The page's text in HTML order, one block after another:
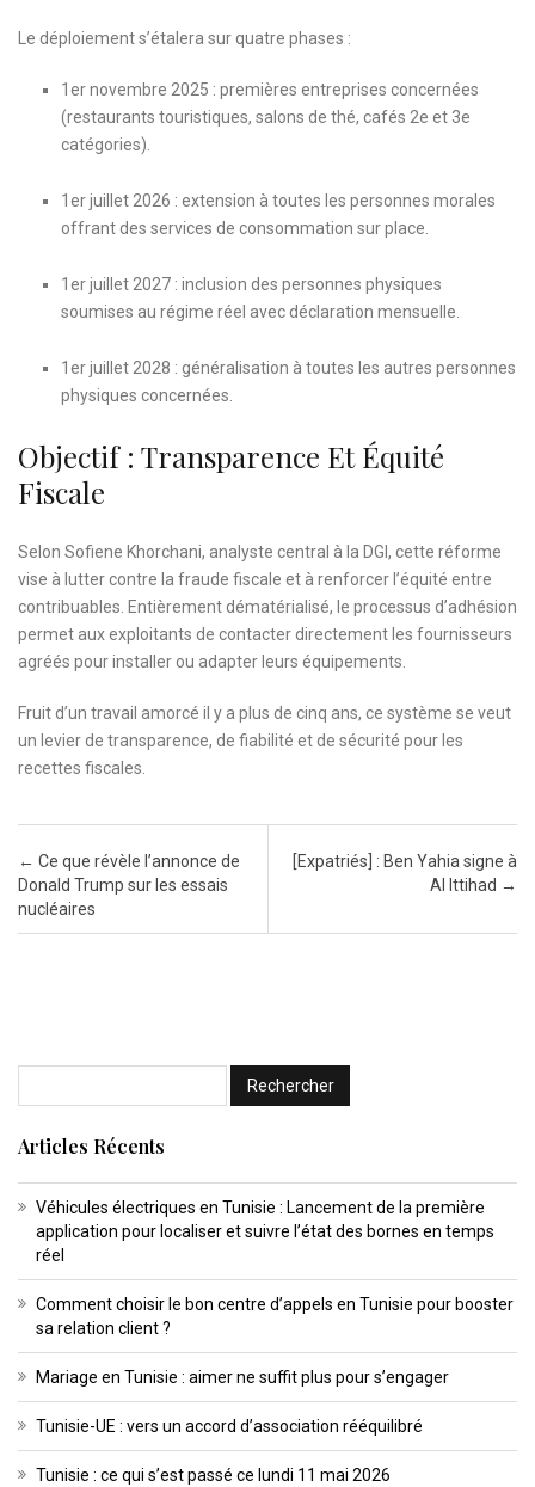
Le déploiement s’étalera sur quatre phases :
1er novembre 2025 : premières entreprises concernées
(restaurants touristiques, salons de thé, cafés 2e et 3e
catégories).
1er juillet 2026 : extension à toutes les personnes morales
offrant des services de consommation sur place.
1er juillet 2027 : inclusion des personnes physiques
soumises au régime réel avec déclaration mensuelle.
1er juillet 2028 : généralisation à toutes les autres personnes
physiques concernées.
Objectif : Transparence Et Équité
Fiscale
Selon Sofiene Khorchani, analyste central à la DGI, cette réforme
vise à lutter contre la fraude fiscale et à renforcer l’équité entre
contribuables. Entièrement dématérialisé, le processus d’adhésion
permet aux exploitants de contacter directement les fournisseurs
agréés pour installer ou adapter leurs équipements.
Fruit d’un travail amorcé il y a plus de cinq ans, ce système se veut
un levier de transparence, de fiabilité et de sécurité pour les
recettes fiscales.
Post navigation
← Ce que révèle l’annonce de
Donald Trump sur les essais
nucléaires
[Expatriés] : Ben Yahia signe à
Al Ittihad →
Articles Récents
Véhicules électriques en Tunisie : Lancement de la première
application pour localiser et suivre l’état des bornes en temps
réel
Comment choisir le bon centre d’appels en Tunisie pour booster
sa relation client ?
Mariage en Tunisie : aimer ne suffit plus pour s’engager
Tunisie-UE : vers un accord d’association rééquilibré
Tunisie : ce qui s’est passé ce lundi 11 mai 2026